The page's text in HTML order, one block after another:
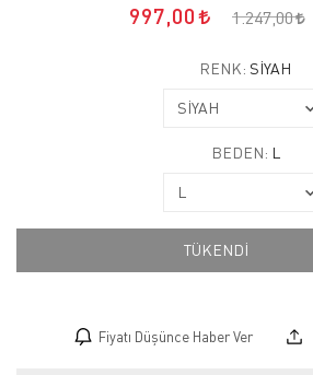
997,00 1.247,00
RENK: SİYAH
BEDEN: L
TÜKENDİ
Fiyatı Düşünce Haber Ver